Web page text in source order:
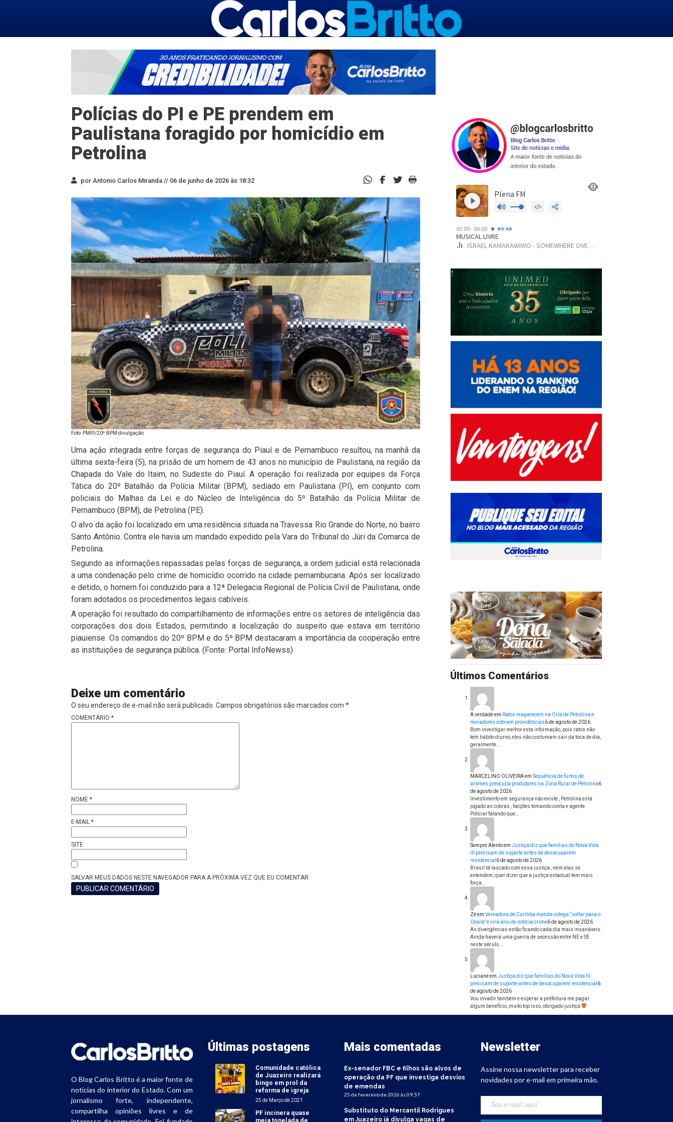
Polícias do PI e PE prendem em
Paulistana foragido por homicídio em
Petrolina
por Antonio Carlos Miranda // 06 de junho de 2026 às 18:32
Foto: PMPI/20º BPM divulgação
Uma ação integrada entre forças de segurança do Piauí e de Pernambuco resultou, na manhã da
última sexta-feira (5), na prisão de um homem de 43 anos no município de Paulistana, na região da
Chapada do Vale do Itaim, no Sudeste do Piauí. A operação foi realizada por equipes da Força
Tática do 20º Batalhão da Polícia Militar (BPM), sediado em Paulistana (PI), em conjunto com
policiais do Malhas da Lei e do Núcleo de Inteligência do 5º Batalhão da Polícia Militar de
Pernambuco (BPM), de Petrolina (PE).
O alvo da ação foi localizado em uma residência situada na Travessa Rio Grande do Norte, no bairro
Santo Antônio. Contra ele havia um mandado expedido pela Vara do Tribunal do Júri da Comarca de
Petrolina.
Segundo as informações repassadas pelas forças de segurança, a ordem judicial está relacionada
a uma condenação pelo crime de homicídio ocorrido na cidade pernambucana. Após ser localizado
e detido, o homem foi conduzido para a 12ª Delegacia Regional de Polícia Civil de Paulistana, onde
foram adotados os procedimentos legais cabíveis.
A operação foi resultado do compartilhamento de informações entre os setores de inteligência das
corporações dos dois Estados, permitindo a localização do suspeito que estava em território
piauiense. Os comandos do 20º BPM e do 5º BPM destacaram a importância da cooperação entre
as instituições de segurança pública. (Fonte: Portal InfoNewss)
Deixe um comentário
O seu endereço de e-mail não será publicado. Campos obrigatórios são marcados com *
COMENTÁRIO *
NOME *
E-MAIL *
SITE
SALVAR MEUS DADOS NESTE NAVEGADOR PARA A PRÓXIMA VEZ QUE EU COMENTAR.
Últimos Comentários
A verdadeem Ratos reaparecem na Orla de Petrolina e
moradores cobram providências6 de agosto de 2026
Bom investigar melhor esta informação, pois ratos não
tem hábito diurno, eles não costumam sair da toca de dia,
geralmente…
MARCELINO OLIVEIRAem Sequência de furtos de
arames preocupa produtores na Zona Rural de Petrolina6
de agosto de 2026
Investimento em segurança não existe , Petrolina está
jogado as cobras , facções tomando conta e agente
Policial falando que…
Sempre Atentoem Justiça diz que famílias do Nova Vida
III precisam de suporte antes de desocuparem
residencial 6 de agosto de 2026
Brasil tá lascado com essa justiça , nem elas se
entendem, quer dizer que a justiça estadual tem mais
força…
Zéem Vereadora de Curitiba manda colega “voltar para o
Ceará” e vira alvo de notícia-crime6 de agosto de 2026
As divergências estão ficando cada dia mais insanáveis.
Ainda haverá uma guerra de secessão entre NE e SE
neste século.…
Lucianeem Justiça diz que famílias do Nova Vida III
precisam de suporte antes de desocuparem residencial 6
de agosto de 2026
Vou invadir também e esperar a prefeitura me pagar
algum benefício, muito top isso, obrigado justiça
O Blog Carlos Britto é a maior fonte de
notícias do interior do Estado. Com um
jornalismo forte, independente,
compartilha opiniões livres e de
Últimas postagens
Comunidade católica
de Juazeiro realizará
bingo em prol da
reforma de igreja
25 de Março de 2021
PF incinera quase
meia tonelada de
Mais comentadas
Ex-senador FBC e filhos são alvos de
operação da PF que investiga desvios
de emendas
25 de fevereiro de 2026 às 09:57
Substituto do Mercantil Rodrigues
em Juazeiro já divulga vagas de
Newsletter
Assine nossa newsletter para receber
novidades por e-mail em primeira mão.